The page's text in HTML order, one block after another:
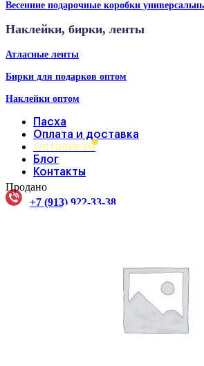
Весенние подарочные коробки
Наклейки, бирки, ленты
Атласные ленты
Бирки для подарков оптом
Наклейки оптом
Пасха
Оплата и доставка
Оптовикам
Блог
Контакты
+7 (913) 922-33-38
Продано